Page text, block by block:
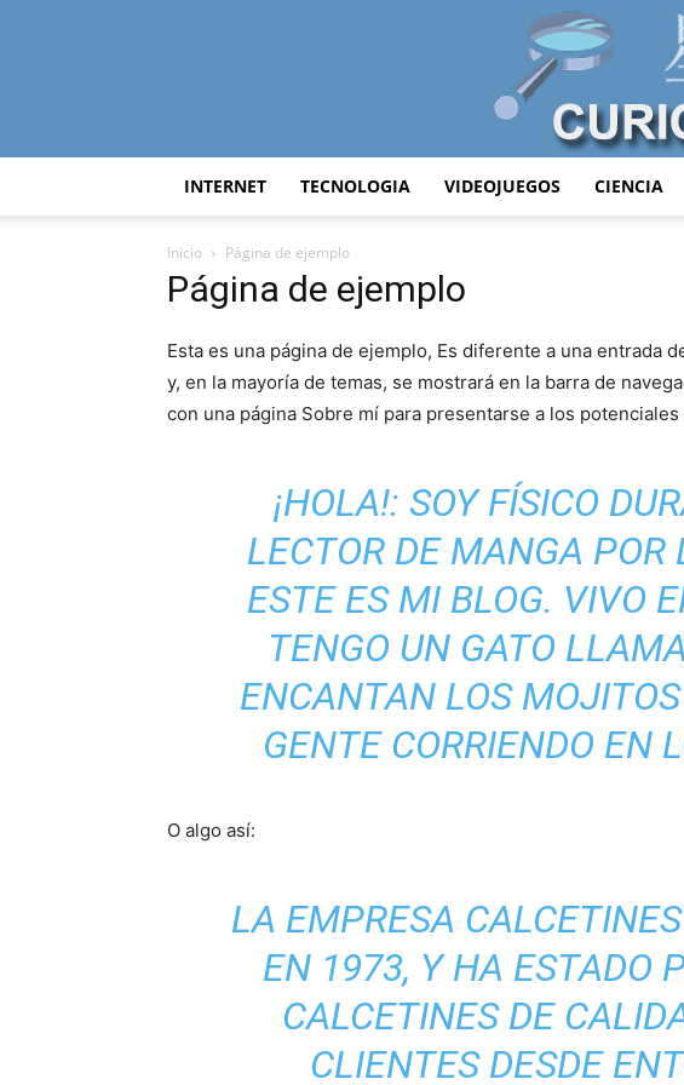
INTERNET TECNOLOGIA VIDEOJUEGOS CIENCIA
Inicio Página de ejemplo
Página de ejemplo
Esta es una página de ejemplo, Es diferente a una entrada
y, en la mayoría de temas, se mostrará en la barra de
con una página Sobre mí para presentarse a los
¡HOLA!: SOY FÍSICO
LECTOR DE MANGA POR
ESTE ES MI BLOG. VIVO
TENGO UN GATO
ENCANTAN LOS
GENTE CORRIENDO EN
O algo así:
LA EMPRESA
EN 1973, Y HA ESTADO
CALCETINES DE
CLIENTES DESDE